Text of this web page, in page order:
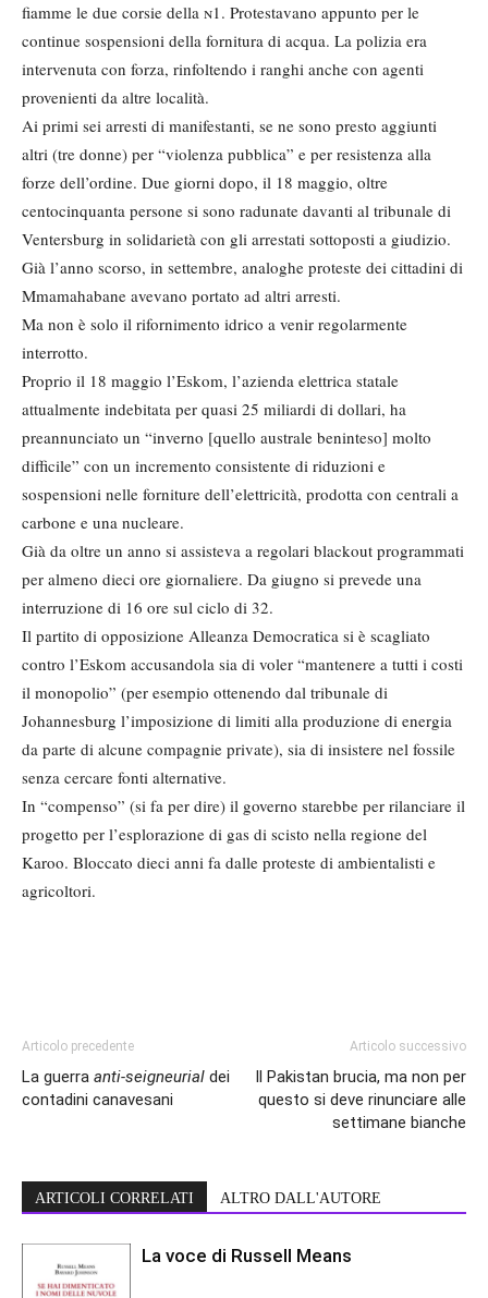
fiamme le due corsie della n1. Protestavano appunto per le
continue sospensioni della fornitura di acqua. La polizia era
intervenuta con forza, rinfoltendo i ranghi anche con agenti
provenienti da altre località.
Ai primi sei arresti di manifestanti, se ne sono presto aggiunti
altri (tre donne) per “violenza pubblica” e per resistenza alla
forze dell’ordine. Due giorni dopo, il 18 maggio, oltre
centocinquanta persone si sono radunate davanti al tribunale di
Ventersburg in solidarietà con gli arrestati sottoposti a giudizio.
Già l’anno scorso, in settembre, analoghe proteste dei cittadini di
Mmamahabane avevano portato ad altri arresti.
Ma non è solo il rifornimento idrico a venir regolarmente
interrotto.
Proprio il 18 maggio l’Eskom, l’azienda elettrica statale
attualmente indebitata per quasi 25 miliardi di dollari, ha
preannunciato un “inverno [quello australe beninteso] molto
difficile” con un incremento consistente di riduzioni e
sospensioni nelle forniture dell’elettricità, prodotta con centrali a
carbone e una nucleare.
Già da oltre un anno si assisteva a regolari blackout programmati
per almeno dieci ore giornaliere. Da giugno si prevede una
interruzione di 16 ore sul ciclo di 32.
Il partito di opposizione Alleanza Democratica si è scagliato
contro l’Eskom accusandola sia di voler “mantenere a tutti i costi
il monopolio” (per esempio ottenendo dal tribunale di
Johannesburg l’imposizione di limiti alla produzione di energia
da parte di alcune compagnie private), sia di insistere nel fossile
senza cercare fonti alternative.
In “compenso” (si fa per dire) il governo starebbe per rilanciare il
progetto per l’esplorazione di gas di scisto nella regione del
Karoo. Bloccato dieci anni fa dalle proteste di ambientalisti e
agricoltori.
Articolo precedente
La guerra anti-seigneurial dei
contadini canavesani
Articolo successivo
Il Pakistan brucia, ma non per
questo si deve rinunciare alle
settimane bianche
ARTICOLI CORRELATI ALTRO DALL'AUTORE
La voce di Russell Means